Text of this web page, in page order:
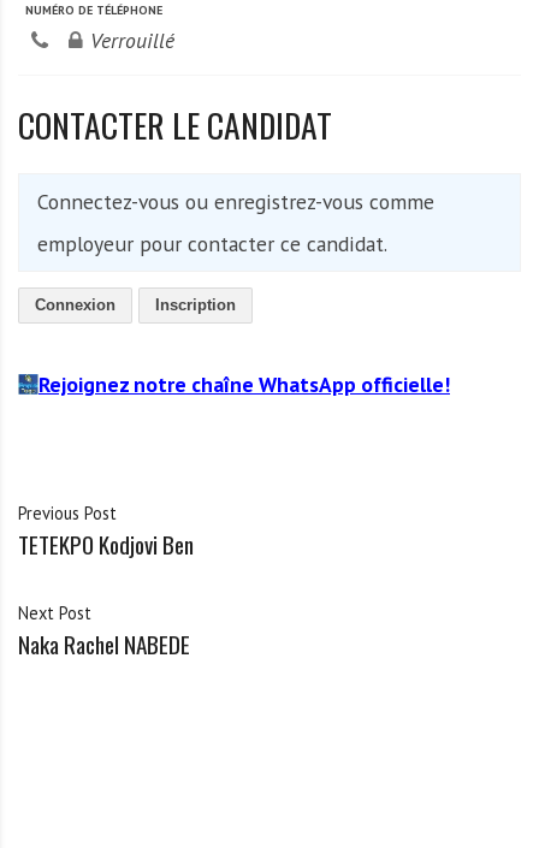
NUMÉRO DE TÉLÉPHONE
Verrouillé
CONTACTER LE CANDIDAT
Connectez-vous ou enregistrez-vous comme
employeur pour contacter ce candidat.
Connexion Inscription
Rejoignez notre chaîne WhatsApp officielle!
Previous Post
TETEKPO Kodjovi Ben
Next Post
Naka Rachel NABEDE